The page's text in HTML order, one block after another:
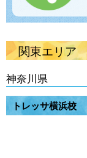
関東エリア
神奈川県
トレッサ横浜校